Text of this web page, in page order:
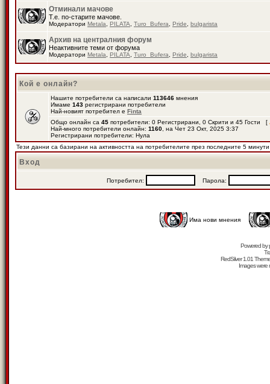
Отминали мачове
Т.е. по-старите мачове.
Модератори Metala PILATA Turo_Bufera Pride bulgarista
Архив на централния форум
Неактивните теми от форума
Модератори Metala PILATA Turo_Bufera Pride bulgarista
Кой е онлайн?
Нашите потребители са написали 113646 мнения
Имаме 143 регистрирани потребители
Най-новият потребител е Finta
Общо онлайн са 45 потребители: 0 Регистрирани, 0 Скрити и 45 Гости [
Най-много потребители онлайн: 1160 , на Чет 23 Окт, 2025 3:37
Регистрирани потребители: Нула
Тези данни са базирани на активността на потребителите през последните 5 минути
Вход
Потребител: Парола:
Има нови мнения
Powered by
RedSilver 1.01
Images were